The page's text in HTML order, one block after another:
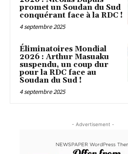
promet un Soudan du Sud
conquérant face à la RDC !
4 septembre 2025
Éliminatoires Mondial
2026 : Arthur Masuaku
suspendu, un coup dur
pour la RDC face au
Soudan du Sud !
4 septembre 2025
- Advertisement -